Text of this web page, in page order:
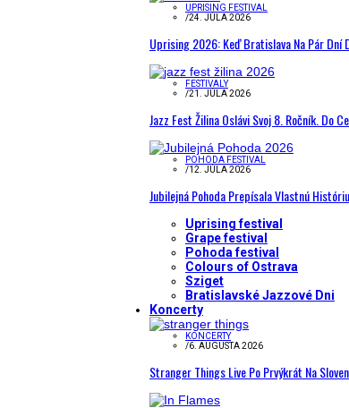
UPRISING FESTIVAL
/24. JÚLA 2026
Uprising 2026: Keď Bratislava Na Pár Dní
FESTIVALY
/21. JÚLA 2026
Jazz Fest Žilina Oslávi Svoj 8. Ročník. Do
POHODA FESTIVAL
/12. JÚLA 2026
Jubilejná Pohoda Prepísala Vlastnú
Uprising festival
Grape festival
Pohoda festival
Colours of Ostrava
Sziget
Bratislavské Jazzové Dni
Koncerty
KONCERTY
/6. AUGUSTA 2026
Stranger Things Live Po Prvýkrát Na